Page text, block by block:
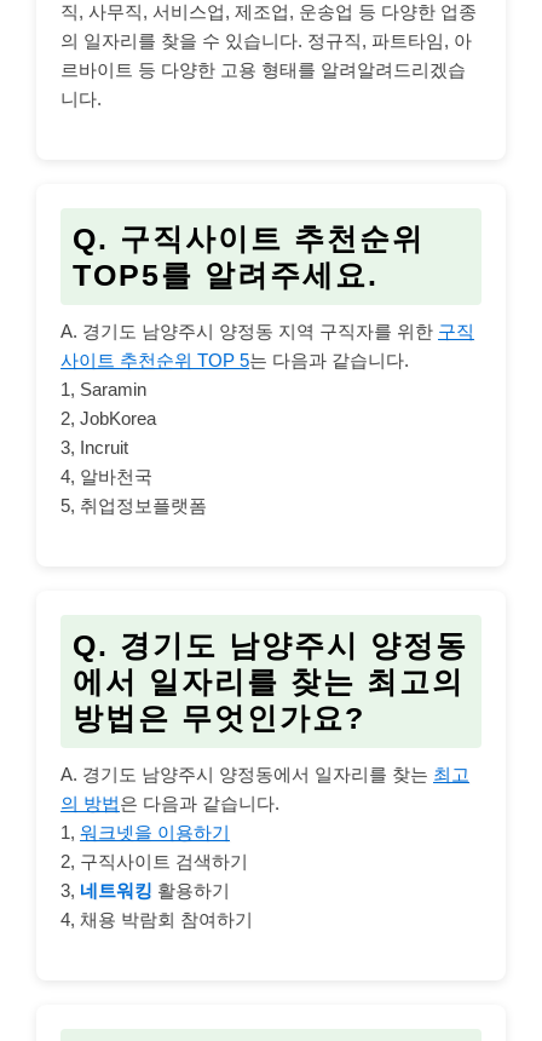
직, 사무직, 서비스업, 제조업, 운송업 등 다양한 업종
의 일자리를 찾을 수 있습니다. 정규직, 파트타임, 아
르바이트 등 다양한 고용 형태를 알려알려드리겠습
니다.
Q. 구직사이트 추천순위
TOP5를 알려주세요.
A. 경기도 남양주시 양정동 지역 구직자를 위한 구직
사이트 추천순위 TOP 5는 다음과 같습니다.
1, Saramin
2, JobKorea
3, Incruit
4, 알바천국
5, 취업정보플랫폼
Q. 경기도 남양주시 양정동
에서 일자리를 찾는 최고의
방법은 무엇인가요?
A. 경기도 남양주시 양정동에서 일자리를 찾는 최고
의 방법은 다음과 같습니다.
1, 워크넷을 이용하기
2, 구직사이트 검색하기
3, 네트워킹 활용하기
4, 채용 박람회 참여하기